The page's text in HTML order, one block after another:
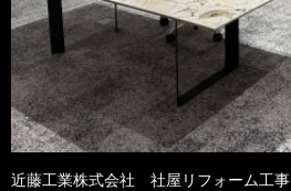
近藤工業株式会社 社屋リフォーム工事